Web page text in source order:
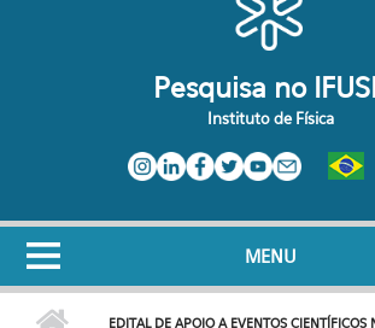
Pesquisa no
Instituto de Física
MENU
EDITAL DE APOIO A EVENTOS CIENTÍFICOS